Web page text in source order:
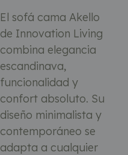
El sofá cama Akello
de Innovation Living
combina elegancia
escandinava,
funcionalidad y
confort absoluto. Su
diseño minimalista y
contemporáneo se
adapta a cualquier